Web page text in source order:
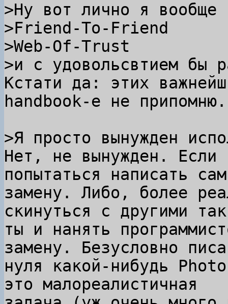
>Ну вот лично я вообще
>Friend-To-Friend
>Web-Of-Trust
Кстати да: этих
handbook-е не припомню.
Нет, не вынужден. Если
попытаться написать сам
замену. Либо, более
скинуться с другими
ты и нанять
замену. Безусловно
нуля какой-нибудь
это малореалистичная